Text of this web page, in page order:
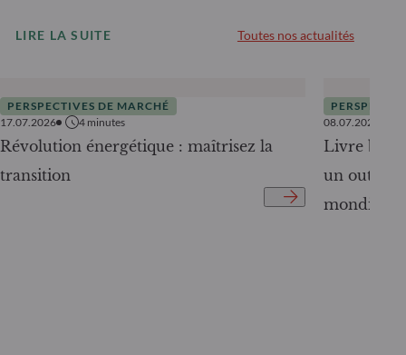
LIRE LA SUITE Toutes nos actualités
PERSPECTIVES DE MARCHÉ
17.07.2026
4 minutes
Révolution énergétique : maîtrisez la
transition
08.07.2026
Livre
un outil
mondiale